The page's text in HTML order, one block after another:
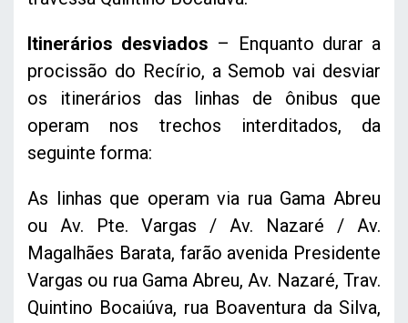
Itinerários desviados – Enquanto durar a
procissão do Recírio, a Semob vai desviar
os itinerários das linhas de ônibus que
operam nos trechos interditados, da
seguinte forma:
As linhas que operam via rua Gama Abreu
ou Av. Pte. Vargas / Av. Nazaré / Av.
Magalhães Barata, farão avenida Presidente
Vargas ou rua Gama Abreu, Av. Nazaré, Trav.
Quintino Bocaiúva, rua Boaventura da Silva,